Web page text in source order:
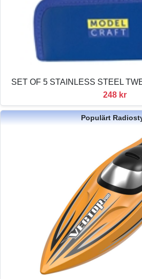
SET OF 5 STAINLESS STEEL
248 kr
Populärt